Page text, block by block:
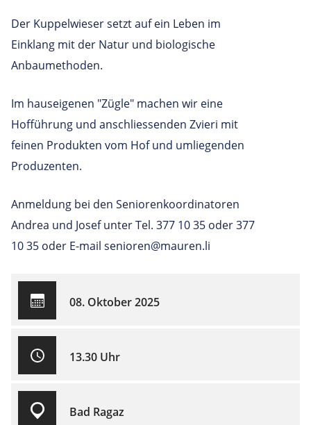
Der Kuppelwieser setzt auf ein Leben im
Einklang mit der Natur und biologische
Anbaumethoden.
Im hauseigenen "Zügle" machen wir eine
Hofführung und anschliessenden Zvieri mit
feinen Produkten vom Hof und umliegenden
Produzenten.
Anmeldung bei den Seniorenkoordinatoren
Andrea und Josef unter Tel. 377 10 35 oder 377
10 35 oder E-mail senioren@mauren.li
08. Oktober 2025
13.30 Uhr
Bad Ragaz